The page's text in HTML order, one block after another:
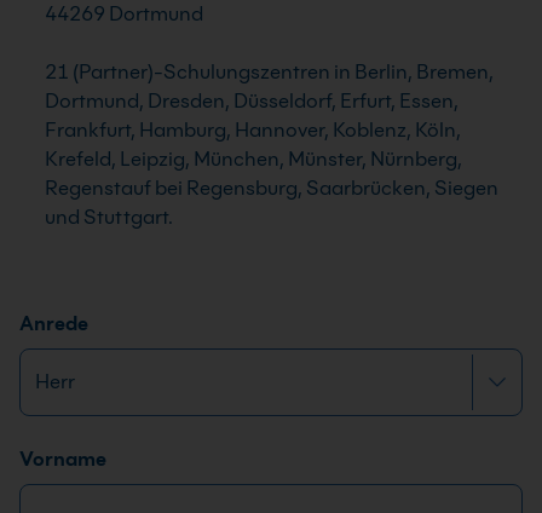
44269 Dortmund
21 (Partner)-Schulungszentren in Berlin, Bremen,
Dortmund, Dresden, Düsseldorf, Erfurt, Essen,
Frankfurt, Hamburg, Hannover, Koblenz, Köln,
Krefeld, Leipzig, München, Münster, Nürnberg,
Regenstauf bei Regensburg, Saarbrücken, Siegen
und Stuttgart.
Anrede
Name*
Vorname